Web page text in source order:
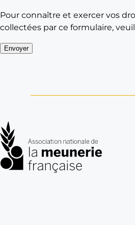
Pour connaître et exercer vos
collectées par ce formulaire,
Envoyer